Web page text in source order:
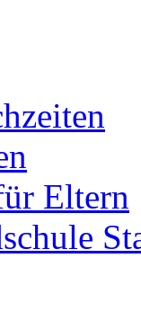
Eltern